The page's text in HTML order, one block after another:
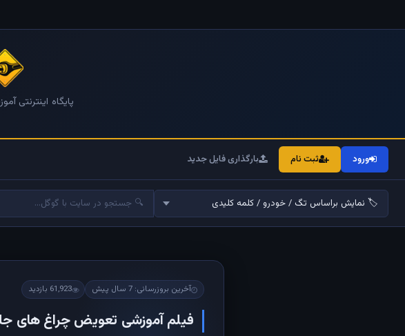
پایگاه اینترنتی
ورود ثبت نام بارگذاری فایل جدید
آخرین بروزرسانی: 7 سال پیش 61,923 بازدید
فیلم آموزشی تعویض چراغ های جلو